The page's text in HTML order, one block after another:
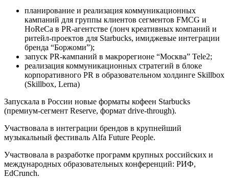
планирование и реализация коммуникационных
кампаний для группы клиентов сегментов FMCG и
HoReCa в PR-агентстве (лонч креативных компаний и
ритейл-проектов для Starbucks, имиджевые интеграции
бренда “Боржоми”);
запуск PR-кампаний в макрорегионе “Москва” Tele2;
реализация коммуникационных стратегий в блоке
корпоративного PR в образовательном холдинге Skillbox
(Skillbox, Lerna)
Запускала в России новые форматы кофеен Starbucks
(премиум-сегмент Reserve, формат drive-through).
Участвовала в интеграции брендов в крупнейший
музыкальный фестиваль Alfa Future People.
Участвовала в разработке программ крупных российских и
международных образовательных конференций: РИФ,
EdCrunch.